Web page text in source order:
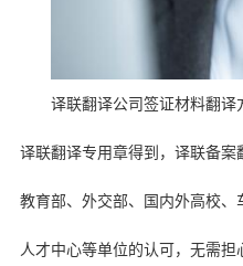
译联翻译公司签证材料翻译
译联翻译专用章得到 ，译联备案
教育部、外交部、国内外高校、
人才中心等单位的认可，无需